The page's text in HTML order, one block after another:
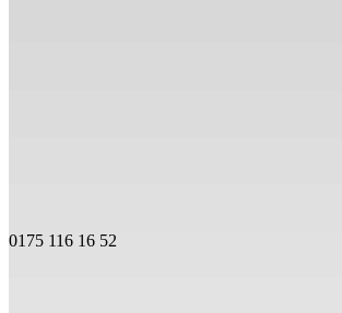
0175 116 16 52